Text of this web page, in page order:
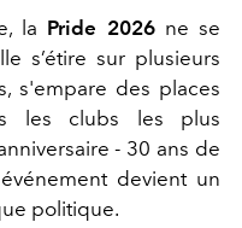
la Pride 2026 ne se
s’étire sur plusieurs
s'empare des places
les clubs les plus
- 30 ans de
devient un
politique.